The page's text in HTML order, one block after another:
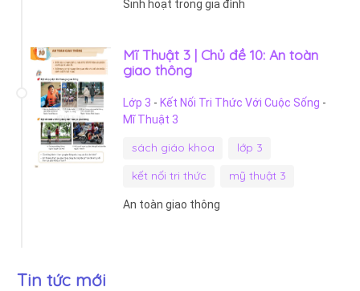
Sinh hoạt trong gia đình
Mĩ Thuật 3 | Chủ đề 10: An toàn
giao thông
Lớp 3 - Kết Nối Tri Thức Với Cuộc Sống -
Mĩ Thuật 3
sách giáo khoa
lớp 3
kết nối tri thức
mỹ thuật 3
An toàn giao thông
Tin tức mới